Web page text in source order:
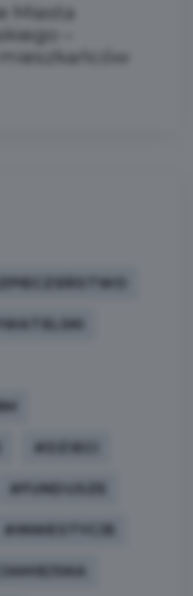
Miasta
–
#DZIECI
#FUNDUSZE
#INWESTYCJE